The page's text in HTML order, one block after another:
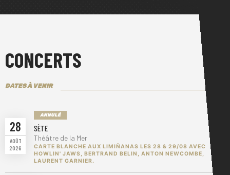
CONCERTS
DATES À VENIR
28
AOÛT
2026
ANNULÉ
SÈTE
Théâtre de la Mer
CARTE BLANCHE AUX LIMIÑANAS LES 28 & 29/08 AVEC
HOWLIN' JAWS, BERTRAND BELIN, ANTON NEWCOMBE,
LAURENT GARNIER.